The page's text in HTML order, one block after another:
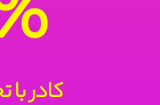
کادر با